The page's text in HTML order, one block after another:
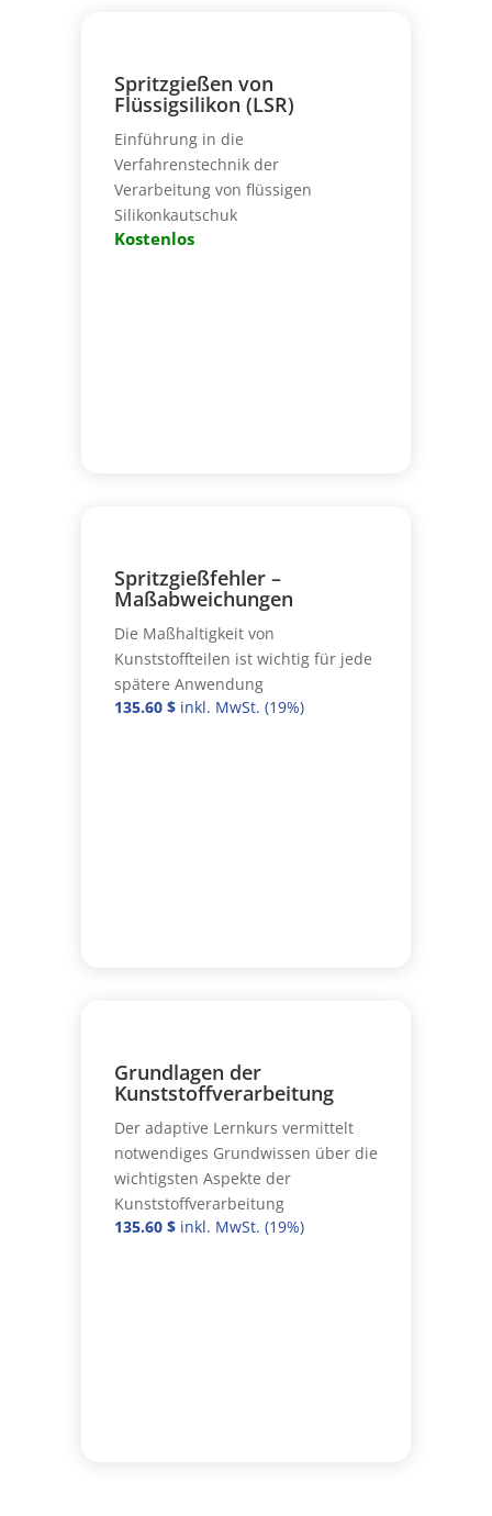
Spritzgießen von
Flüssigsilikon (LSR)
Einführung in die
Verfahrenstechnik der
Verarbeitung von flüssigen
Silikonkautschuk
Kostenlos
Spritzgießfehler –
Maßabweichungen
Die Maßhaltigkeit von
Kunststoffteilen ist wichtig für jede
spätere Anwendung
135.60 $
Grundlagen der
Kunststoffverarbeitung
Der adaptive Lernkurs vermittelt
notwendiges Grundwissen über die
wichtigsten Aspekte der
Kunststoffverarbeitung
135.60 $